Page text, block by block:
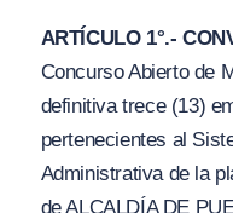
ARTÍCULO 1°.-
Concurso Abierto de
definitiva trece (13)
pertenecientes al
Administrativa de la
de ALCALDÍA DE